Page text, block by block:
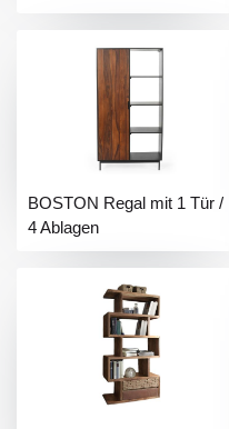
BOSTON Regal mit 1 Tür /
4 Ablagen